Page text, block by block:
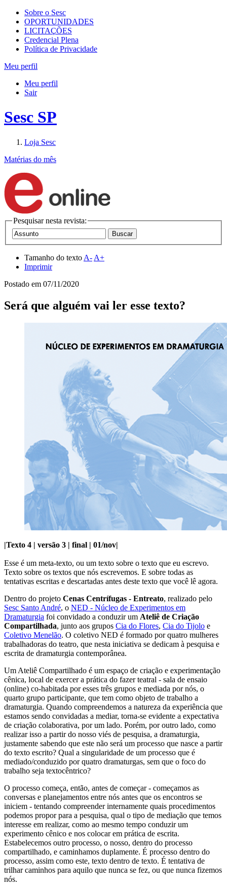
Sobre o Sesc
OPORTUNIDADES
LICITAÇÕES
Credencial Plena
Política de Privacidade
Meu perfil
Meu perfil
Sair
Sesc SP
Loja Sesc
Matérias do mês
Pesquisar nesta revista:
Tamanho do texto A- A+
Imprimir
Postado em 07/11/2020
Será que alguém vai ler esse texto?
|Texto 4 | versão 3 | final | 01/nov|
Esse é um meta-texto, ou um texto sobre o texto que eu escrevo.
Texto sobre os textos que nós escrevemos. E sobre todas as
tentativas escritas e descartadas antes deste texto que você lê agora.
Dentro do projeto Cenas Centrífugas - Entreato, realizado pelo
Sesc Santo André, o NED - Núcleo de Experimentos em
Dramaturgia foi convidado a conduzir um Ateliê de Criação
Compartilhada, junto aos grupos Cia do Flores, Cia do Tijolo e
Coletivo Menelão. O coletivo NED é formado por quatro mulheres
trabalhadoras do teatro, que nesta iniciativa se dedicam à pesquisa e
escrita de dramaturgia contemporânea.
Um Ateliê Compartilhado é um espaço de criação e experimentação
cênica, local de exercer a prática do fazer teatral - sala de ensaio
(online) co-habitada por esses três grupos e mediada por nós, o
quarto grupo participante, que tem como objeto de trabalho a
dramaturgia. Quando compreendemos a natureza da experiência que
estamos sendo convidadas a mediar, torna-se evidente a expectativa
de criação colaborativa, por um lado. Porém, por outro lado, como
realizar isso a partir do nosso viés de pesquisa, a dramaturgia,
justamente sabendo que este não será um processo que nasce a partir
do texto escrito? Qual a singularidade de um processo que é
mediado/conduzido por quatro dramaturgas, sem que o foco do
trabalho seja textocêntrico?
O processo começa, então, antes de começar - começamos as
conversas e planejamentos entre nós antes que os encontros se
iniciem - tentando compreender internamente quais procedimentos
podemos propor para a pesquisa, qual o tipo de mediação que temos
interesse em realizar, como ao mesmo tempo conduzir um
experimento cênico e nos colocar em prática de escrita.
Estabelecemos outro processo, o nosso, dentro do processo
compartilhado, e caminhamos duplamente. É processo dentro do
processo, assim como este, texto dentro de texto. É tentativa de
trilhar caminhos para aquilo que nunca se fez, ou que nunca fizemos
nós.